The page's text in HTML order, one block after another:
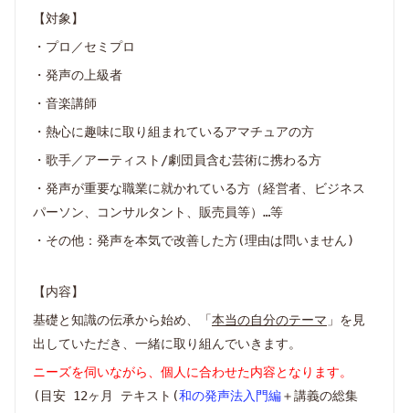
【対象】
・プロ／セミプロ
・発声の上級者
・音楽講師
・熱心に趣味に取り組まれているアマチュアの方
・歌手／アーティスト/劇団員含む芸術に携わる方
・発声が重要な職業に就かれている方（経営者、ビジネス
パーソン、コンサルタント、販売員等）…等
・その他：発声を本気で改善した方(理由は問いません)
【内容】
基礎と知識の伝承から始め、「本当の自分のテーマ 」を見
出していただき、一緒に取り組んでいきます。
ニーズを伺いながら、個人に合わせた内容となります。
(目安 12ヶ月 テキスト(和の発声法入門編＋講義の総集